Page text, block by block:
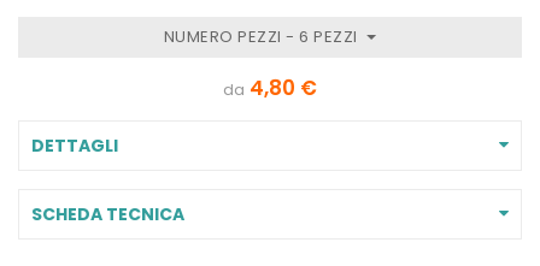
NUMERO PEZZI - 6 PEZZI
da 4,80 €
DETTAGLI
SCHEDA TECNICA